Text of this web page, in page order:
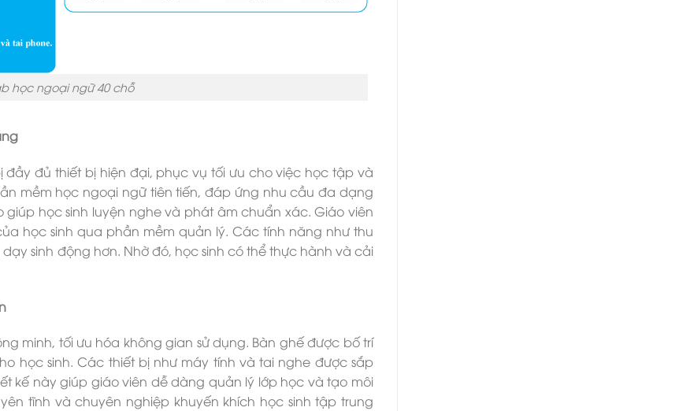
học ngoại ngữ 40 chỗ
đủ thiết bị hiện đại, phục vụ tối ưu cho việc học tập và
mềm học ngoại ngữ tiên tiến, đáp ứng nhu cầu đa dạng
học sinh luyện nghe và phát âm chuẩn xác. Giáo viên
học sinh qua phần mềm quản lý. Các tính năng như thu
sinh động hơn. Nhờ đó, học sinh có thể thực hành và cải
minh, tối ưu hóa không gian sử dụng. Bàn ghế được bố trí
học sinh. Các thiết bị như máy tính và tai nghe được sắp
kế này giúp giáo viên dễ dàng quản lý lớp học và tạo môi
tĩnh và chuyên nghiệp khuyến khích học sinh tập trung